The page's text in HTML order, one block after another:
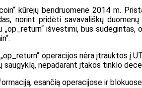
kūrėjų bendruomenė 2014 m.
norint pridėti savavališkų
išvestimi, bus
operacijos nėra įtrauktos į
saugyklą, nepadarant įtakos tinklo
esančią operacijose ir